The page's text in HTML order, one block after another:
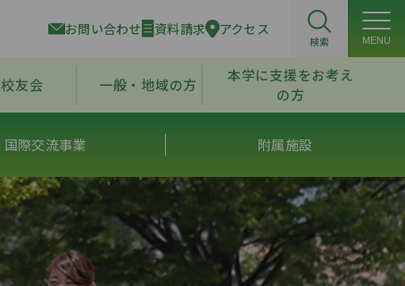
お問い合わせ 資料請求 アクセス
検索 MENU
校友会 一般・地域の方
本学に支援をお考え
の方
国際交流事業 附属施設